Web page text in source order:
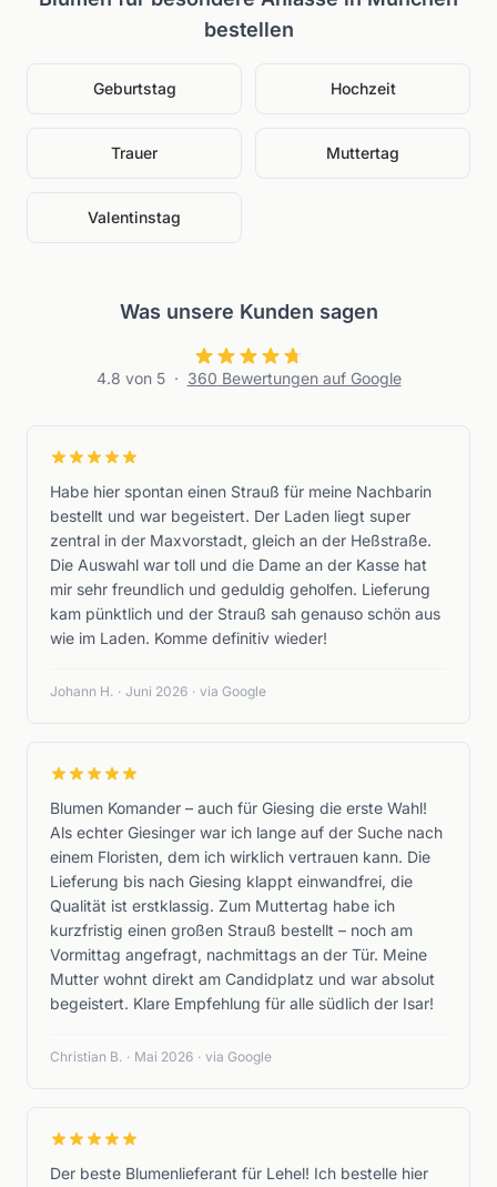
bestellen
Geburtstag Hochzeit
Trauer Muttertag
Valentinstag
Was unsere Kunden sagen
4.8 von 5 · 360 Bewertungen auf Google
Habe hier spontan einen Strauß für meine Nachbarin
bestellt und war begeistert. Der Laden liegt super
zentral in der Maxvorstadt, gleich an der Heßstraße.
Die Auswahl war toll und die Dame an der Kasse hat
mir sehr freundlich und geduldig geholfen. Lieferung
kam pünktlich und der Strauß sah genauso schön aus
wie im Laden. Komme definitiv wieder!
Johann H. · Juni 2026 · via Google
Blumen Komander – auch für Giesing die erste Wahl!
Als echter Giesinger war ich lange auf der Suche nach
einem Floristen, dem ich wirklich vertrauen kann. Die
Lieferung bis nach Giesing klappt einwandfrei, die
Qualität ist erstklassig. Zum Muttertag habe ich
kurzfristig einen großen Strauß bestellt – noch am
Vormittag angefragt, nachmittags an der Tür. Meine
Mutter wohnt direkt am Candidplatz und war absolut
begeistert. Klare Empfehlung für alle südlich der Isar!
Christian B. · Mai 2026 · via Google
Der beste Blumenlieferant für Lehel! Ich bestelle hier